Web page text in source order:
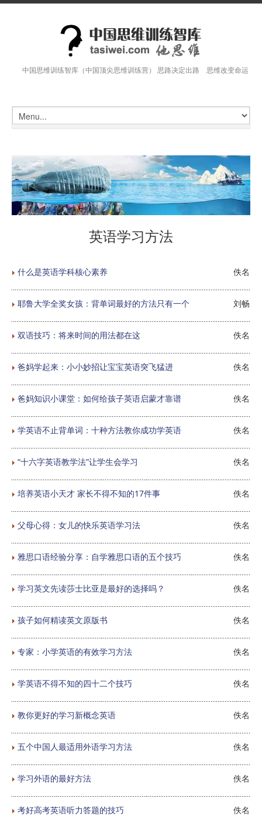
中国思维训练智库（中国顶尖思维训练营） 思路决定出路 思维改变命运
英语学习方法
什么是英语学科核心素养 佚名
耶鲁大学全奖女孩：背单词最好的方法只有一个 刘畅
双语技巧：将来时间的用法都在这 佚名
爸妈学起来：小小妙招让宝宝英语突飞猛进 佚名
爸妈知识小课堂：如何给孩子英语启蒙才靠谱 佚名
学英语不止背单词：十种方法教你成功学英语 佚名
“十六字英语教学法”让学生会学习 佚名
培养英语小天才 家长不得不知的17件事 佚名
父母心得：女儿的快乐英语学习法 佚名
雅思口语经验分享：自学雅思口语的五个技巧 佚名
学习英文先读莎士比亚是最好的选择吗？ 佚名
孩子如何精读英文原版书 佚名
专家：小学英语的有效学习方法 佚名
学英语不得不知的四十二个技巧 佚名
教你更好的学习新概念英语 佚名
五个中国人最适用外语学习方法 佚名
学习外语的最好方法 佚名
考好高考英语听力答题的技巧 佚名